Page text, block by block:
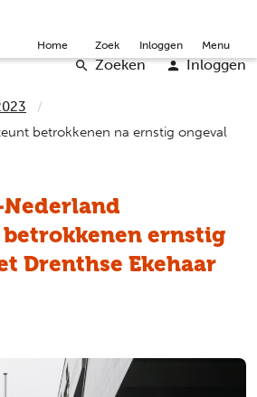
Word vrijwilliger English
Zoeken Inloggen
Home Zoek Inloggen Menu
betrokkenen na ernstig ongeval
ernstig
Drenthse Ekehaar